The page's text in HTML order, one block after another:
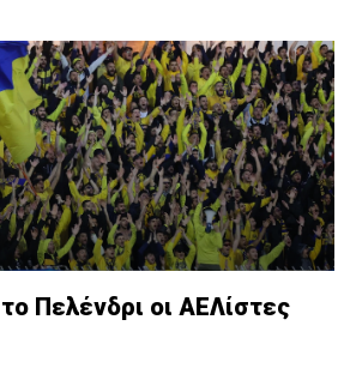
το Πελένδρι οι ΑΕΛίστες